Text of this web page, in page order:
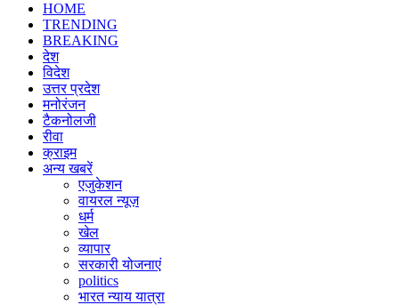
HOME
TRENDING
BREAKING
देश
विदेश
उत्तर प्रदेश
मनोरंजन
टैकनोलजी
रीवा
क्राइम
अन्य खबरें
एजुकेशन
वायरल न्यूज़
धर्म
खेल
व्यापार
सरकारी योजनाएं
politics
भारत न्याय यात्रा